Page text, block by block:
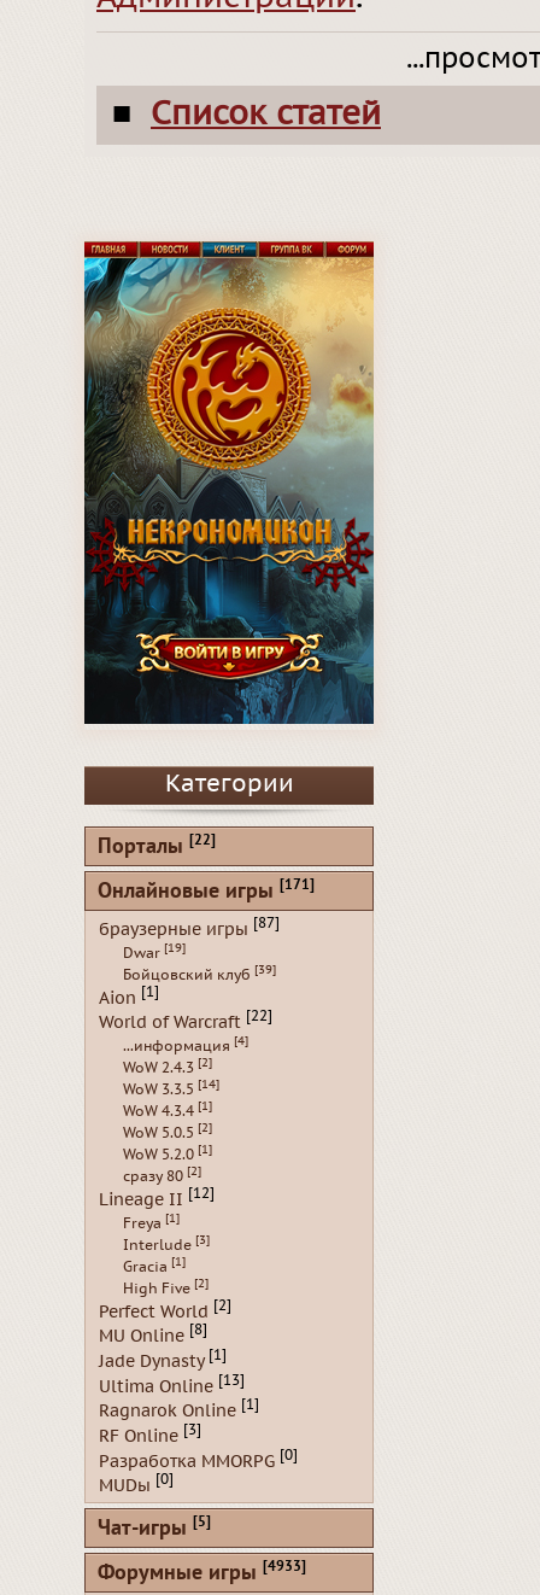
■ Список статей
Категории
Порталы [22]
Онлайновые игры [171]
браузерные игры [87]
Dwar [19]
Бойцовский клуб [39]
Aion [1]
World of Warcraft [22]
...информация [4]
WoW 2.4.3 [2]
WoW 3.3.5 [14]
WoW 4.3.4 [1]
WoW 5.0.5 [2]
WoW 5.2.0 [1]
сразу 80 [2]
Lineage II [12]
Freya [1]
Interlude [3]
Gracia [1]
High Five [2]
Perfect World [2]
MU Online [8]
Jade Dynasty [1]
Ultima Online [13]
Ragnarok Online [1]
RF Online [3]
Разработка MMORPG [0]
MUDы [0]
Чат-игры [5]
Форумные игры [4933]